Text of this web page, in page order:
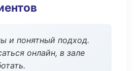
и понятный подход.
онлайн, в зале